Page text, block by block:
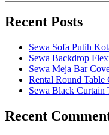
Recent Posts
Sewa Sofa Putih
Sewa Backdrop
Sewa Meja Bar
Rental Round
Sewa Black Curtain
Recent